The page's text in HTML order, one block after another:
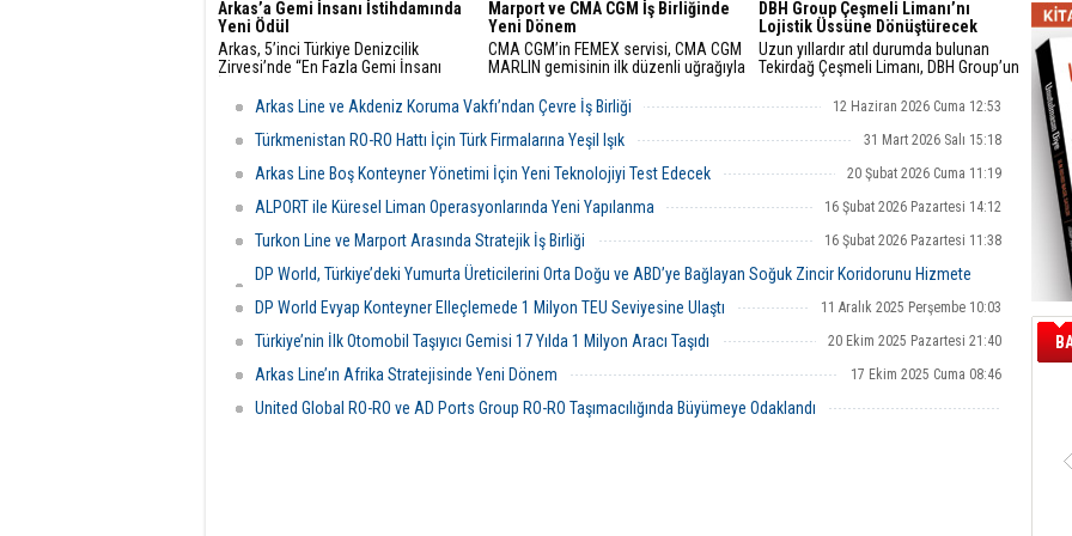
Arkas’a Gemi İnsanı İstihdamında
Yeni Ödül
Arkas, 5’inci Türkiye Denizcilik
Zirvesi’nde “En Fazla Gemi İnsanı
oldu.
Marport ve CMA CGM İş Birliğinde
Yeni Dönem
CMA CGM’in FEMEX servisi, CMA CGM
MARLIN gemisinin ilk düzenli uğrağıyla
Kuzey Avrupa-Türkiye hattındaki
bağlantıları güçlendirdi.
DBH Group Çeşmeli Limanı’nı
Lojistik Üssüne Dönüştürecek
Uzun yıllardır atıl durumda bulunan
Tekirdağ Çeşmeli Limanı, DBH Group’un
Türkiye’nin yeni nesil lojistik
hazırlanıyor.
Arkas Line ve Akdeniz Koruma Vakfı’ndan Çevre İş Birliği 12 Haziran 2026 Cuma 12:53
Türkmenistan RO-RO Hattı İçin Türk Firmalarına Yeşil Işık 31 Mart 2026 Salı 15:18
Arkas Line Boş Konteyner Yönetimi İçin Yeni Teknolojiyi Test Edecek 20 Şubat 2026 Cuma 11:19
ALPORT ile Küresel Liman Operasyonlarında Yeni Yapılanma 16 Şubat 2026 Pazartesi 14:12
Turkon Line ve Marport Arasında Stratejik İş Birliği 16 Şubat 2026 Pazartesi 11:38
DP World, Türkiye’deki Yumurta Üreticilerini Orta Doğu ve ABD’ye Bağlayan Soğuk Zincir Koridorunu Hizmete
Açtı
DP World Evyap Konteyner Elleçlemede 1 Milyon TEU Seviyesine Ulaştı 11 Aralık 2025 Perşembe 10:03
Türkiye’nin İlk Otomobil Taşıyıcı Gemisi 17 Yılda 1 Milyon Aracı Taşıdı 20 Ekim 2025 Pazartesi 21:40
Arkas Line’ın Afrika Stratejisinde Yeni Dönem 17 Ekim 2025 Cuma 08:46
United Global RO-RO ve AD Ports Group RO-RO Taşımacılığında Büyümeye Odaklandı